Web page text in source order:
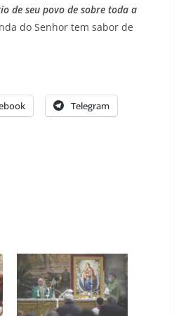
de seu povo de sobre toda a
do Senhor tem sabor de
Telegram